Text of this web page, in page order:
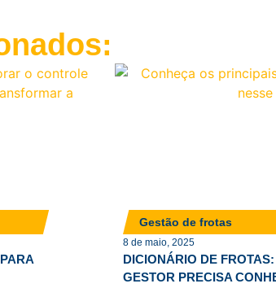
Gestão de frotas
8 de maio, 2025
DICIONÁRIO DE
GESTOR PRECISA